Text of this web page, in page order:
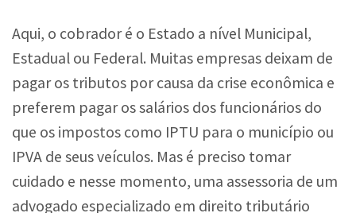
Aqui, o cobrador é o Estado a nível Municipal,
Estadual ou Federal. Muitas empresas deixam de
pagar os tributos por causa da crise econômica e
preferem pagar os salários dos funcionários do
que os impostos como IPTU para o município ou
IPVA de seus veículos. Mas é preciso tomar
cuidado e nesse momento, uma assessoria de um
advogado especializado em direito tributário